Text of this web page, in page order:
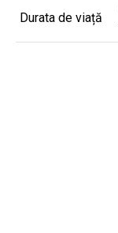
Durata de viață